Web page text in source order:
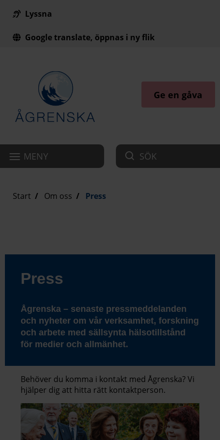
Till innehåll på sidan
Lyssna
Google translate, öppnas i ny flik
Ge en gåva
MENY SÖK
Start Om oss Press
Press
Ågrenska – senaste pressmeddelanden
och nyheter om vår verksamhet, forskning
och arbete med sällsynta hälsotillstånd
för medier och allmänhet.
Behöver du komma i kontakt med Ågrenska? Vi
hjälper dig att hitta rätt kontaktperson.